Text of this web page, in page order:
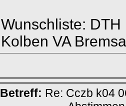
Wunschliste:
Kolben VA
Betreff: Re: Cczb k04